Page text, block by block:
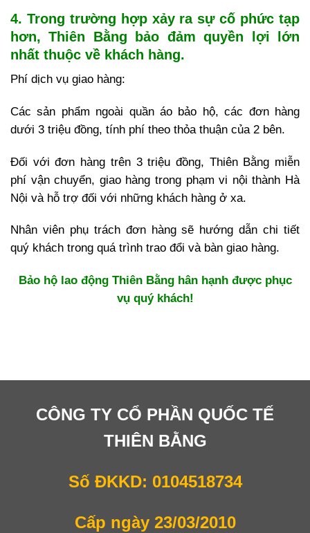
4. Trong trường hợp xảy ra sự cố phức tạp
hơn, Thiên Bằng bảo đảm quyền lợi lớn
nhất thuộc về khách hàng.
Phí dịch vụ giao hàng:
Các sản phẩm ngoài quần áo bảo hộ, các đơn hàng
dưới 3 triệu đồng, tính phí theo thỏa thuận của 2 bên.
Đối với đơn hàng trên 3 triệu đồng, Thiên Bằng miễn
phí vận chuyển, giao hàng trong phạm vi nội thành Hà
Nội và hỗ trợ đối với những khách hàng ở xa.
Nhân viên phụ trách đơn hàng sẽ hướng dẫn chi tiết
quý khách trong quá trình trao đổi và bàn giao hàng.
Bảo hộ lao động Thiên Bằng hân hạnh được phục
vụ quý khách!
CÔNG TY CỔ PHẦN QUỐC TẾ
THIÊN BẰNG
Số ĐKKD: 0104518734
Cấp ngày 23/03/2010